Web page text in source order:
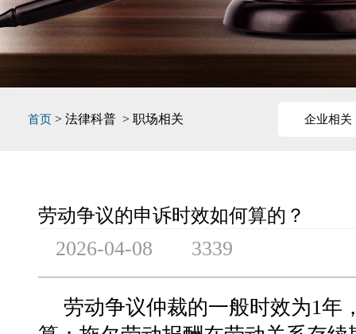
首页 > 法律科普 > 职场相关 企业相关
劳动争议的申诉时效如何算的？
2026-04-08 3339
劳动争议仲裁的一般时效为1年